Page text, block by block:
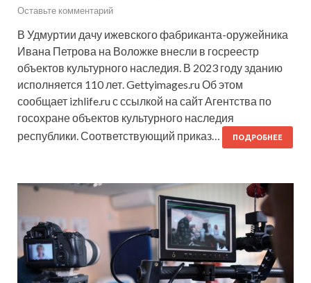
Оставьте комментарий
В Удмуртии дачу ижевского фабриканта-оружейника
Ивана Петрова на Воложке внесли в госреестр
объектов культурного наследия. В 2023 году зданию
исполняется 110 лет. Gettyimages.ru Об этом
сообщает izhlife.ru с ссылкой на сайт Агентства по
госохране объектов культурного наследия
республики. Соответствующий приказ…
ПОДРОБНЕЕ